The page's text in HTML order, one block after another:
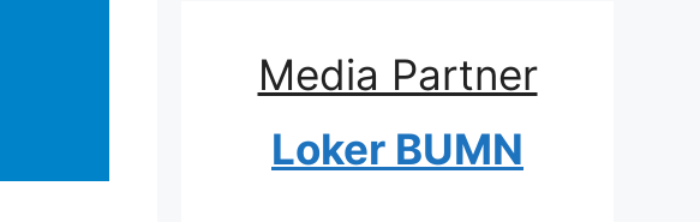
Media Partner
Loker BUMN